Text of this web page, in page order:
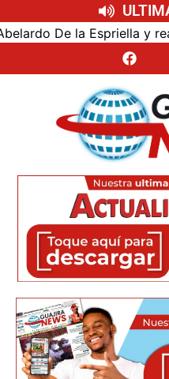
reafirma su cercanía con